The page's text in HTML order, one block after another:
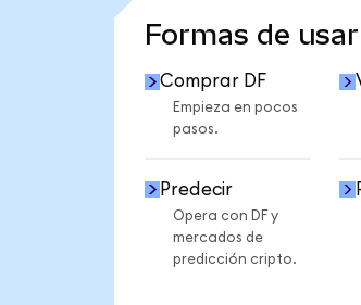
Formas de
Comprar DF
Empieza en pocos
pasos.
Predecir
Opera con DF y
mercados de
predicción cripto.